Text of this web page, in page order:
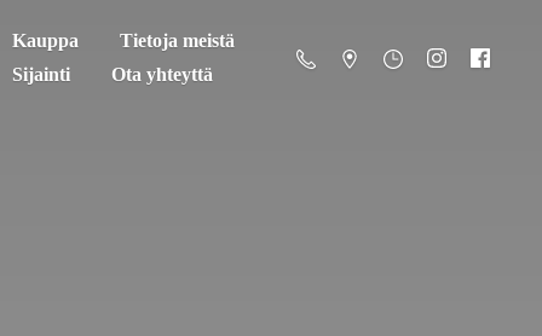
Kauppa
Tietoja meistä
Sijainti
Ota yhteyttä